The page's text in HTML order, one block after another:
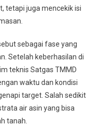
tetapi juga mencekik isi
sebagai fase yang
Setelah keberhasilan di
teknis Satgas TMMD
waktu dan kondisi
target. Salah sedikit
air asin yang bisa
tanah.